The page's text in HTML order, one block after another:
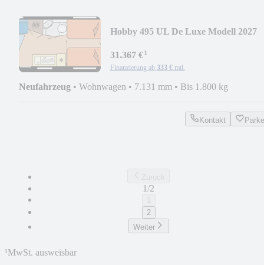
Hobby 495 UL De Luxe Modell 2027
31.367 €¹
Finanzierung ab 333 € mtl.
Neufahrzeug • Wohnwagen • 7.131 mm • Bis 1.800 kg
Kontakt
1/2
2
Weiter
¹MwSt. ausweisbar